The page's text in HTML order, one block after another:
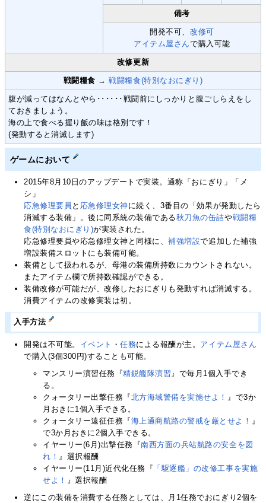
備考
開発不可、改修可
アイテム屋さんで購入可能
改修更新
戦闘糧食 →戦闘糧食(特別なおにぎり)
腹が減ってはなんとやら･･････戦闘前にしっかりと腹ごしらえをし
ておきましょう。
海の上で食べる握り飯の味は格別です！
(発動すると消滅します)
ゲームにおいて
2015年8月10日のアップデートで実装。通称「おにぎり」「メ
シ」
応急修理要員 と 応急修理女神 に続く、3番目の「効果が発動したら
消滅する装備」。後に同系統の装備である秋刀魚の缶詰や戦闘糧
食(特別なおにぎり)が実装された。
応急修理要員や応急修理女神と同様に、補強増設で追加した補強
増設装備スロットにも装備可能。
装備として扱われるが、母港の装備所持数にカウントされない。
またアイテム欄で所持数確認ができる。
装備改修が可能だが、改修したおにぎりも発動すれば消滅する。
消費アイテムの改修実装は初。
入手方法
開発は不可能。 イベント ・任務による報酬が主。 アイテム屋さん
で購入(3個300円)することも可能。
マンスリー演習任務『精鋭艦隊演習 』で毎月1個入手でき
る。
クォータリー出撃任務『北方海域警備を実施せよ！ 』で3か
月おきに1個入手できる。
クォータリー遠征任務『海上通商航路の警戒を厳とせよ！ 』
で3か月おきに2個入手できる。
イヤーリー(6月)出撃任務『南西方面の兵站航路の安全を図
れ！ 』選択報酬
イヤーリー(11月)近代化任務『 「駆逐艦」の改修工事を実施
せよ！ 』選択報酬
逆にこの装備を消費する任務としては、月1任務でおにぎり2個を